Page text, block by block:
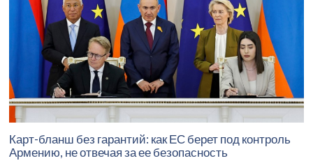
Карт-бланш без гарантий: как ЕС берет под контроль
Армению, не отвечая за ее безопасность